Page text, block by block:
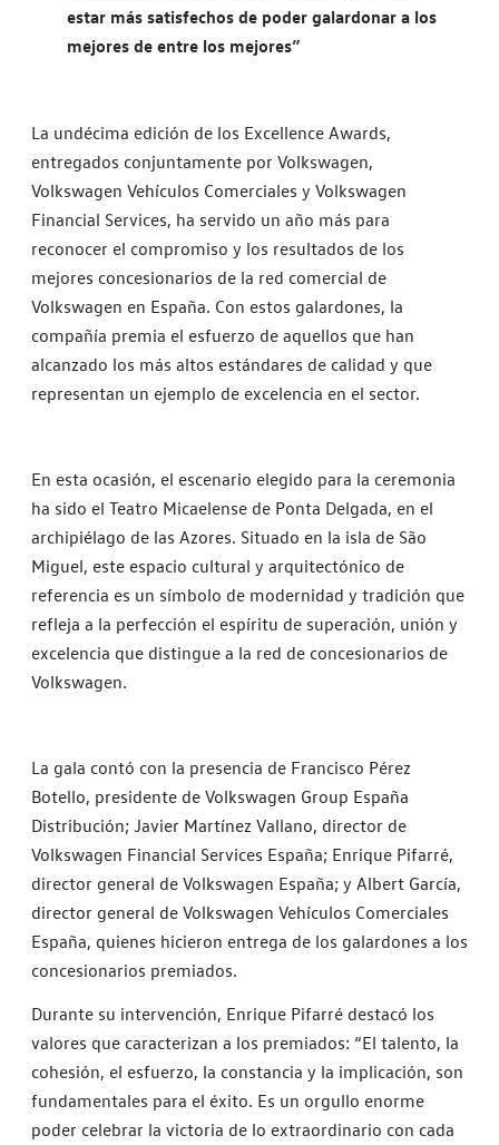
estar más satisfechos de poder galardonar a los
mejores de entre los mejores”
La undécima edición de los Excellence Awards,
entregados conjuntamente por Volkswagen,
Volkswagen Vehículos Comerciales y Volkswagen
Financial Services, ha servido un año más para
reconocer el compromiso y los resultados de los
mejores concesionarios de la red comercial de
Volkswagen en España. Con estos galardones, la
compañía premia el esfuerzo de aquellos que han
alcanzado los más altos estándares de calidad y que
representan un ejemplo de excelencia en el sector.
En esta ocasión, el escenario elegido para la ceremonia
ha sido el Teatro Micaelense de Ponta Delgada, en el
archipiélago de las Azores. Situado en la isla de São
Miguel, este espacio cultural y arquitectónico de
referencia es un símbolo de modernidad y tradición que
refleja a la perfección el espíritu de superación, unión y
excelencia que distingue a la red de concesionarios de
Volkswagen.
La gala contó con la presencia de Francisco Pérez
Botello, presidente de Volkswagen Group España
Distribución; Javier Martínez Vallano, director de
Volkswagen Financial Services España; Enrique Pifarré,
director general de Volkswagen España; y Albert García,
director general de Volkswagen Vehículos Comerciales
España, quienes hicieron entrega de los galardones a los
concesionarios premiados.
Durante su intervención, Enrique Pifarré destacó los
valores que caracterizan a los premiados: “El talento, la
cohesión, el esfuerzo, la constancia y la implicación, son
fundamentales para el éxito. Es un orgullo enorme
poder celebrar la victoria de lo extraordinario con cada